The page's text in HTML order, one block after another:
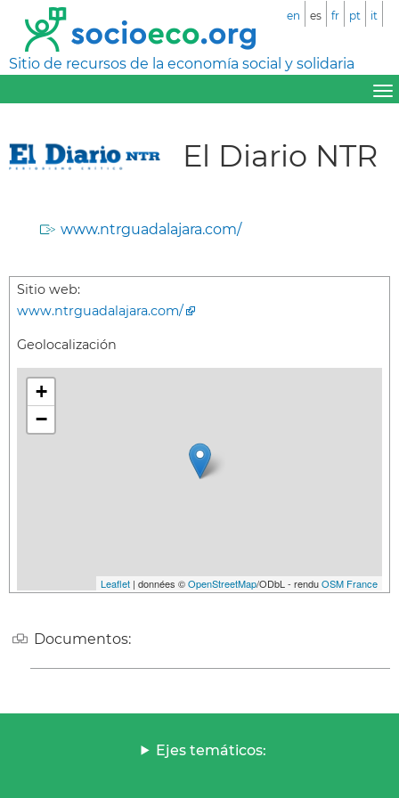
Sitio de recursos de la economía social y solidaria
en es fr pt it
El Diario NTR
www.ntrguadalajara.com/
Sitio web:
www.ntrguadalajara.com/
Geolocalización
+
−
Leaflet | données ©OpenStreetMap/ODbL - renduOSM France
Documentos:
Ejes temáticos: